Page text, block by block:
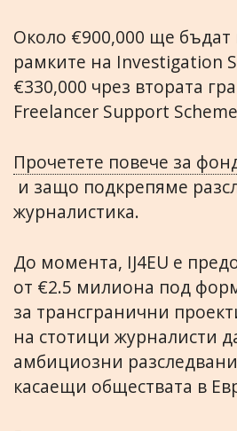
Около €900,000 ще бъдат
рамките на Investigation
€330,000 чрез втората
Freelancer Support
Прочетете повече за
и защо подкрепяме
журналистика.
До момента, IJ4EU е
от €2.5 милиона под
за трансгранични
на стотици журналисти
амбициозни
касаещи обществата в